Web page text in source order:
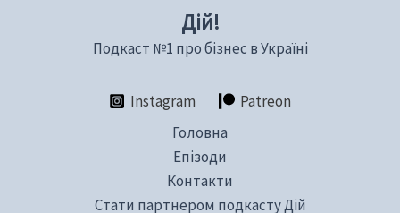
Дій!
Подкаст №1 про бізнес в Україні
Instagram
Patreon
Головна
Епізоди
Контакти
Стати партнером подкасту Дій